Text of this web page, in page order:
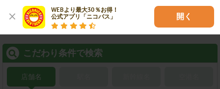
WEBより最大30％お得！
公式アプリ「ニコパス」
開く
こだわり条件で検索
店舗名